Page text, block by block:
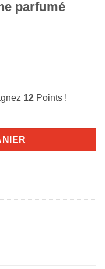
parfumé
12 Points !
parfumé bébé et enfant